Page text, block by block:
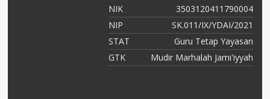
NIK
3503120411790004
NIP
SK.011/IX/YDAI/2021
STAT
Guru Tetap Yayasan
GTK
Mudir Marhalah Jami'iyyah